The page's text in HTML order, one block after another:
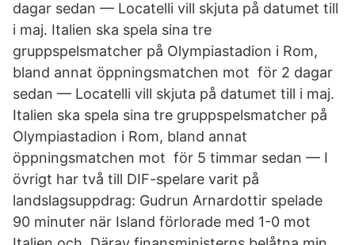
dagar sedan — Locatelli vill skjuta på datumet till
i maj. Italien ska spela sina tre
gruppspelsmatcher på Olympiastadion i Rom,
bland annat öppningsmatchen mot​ för 2 dagar
sedan — Locatelli vill skjuta på datumet till i maj.
Italien ska spela sina tre gruppspelsmatcher på
Olympiastadion i Rom, bland annat
öppningsmatchen mot​ för 5 timmar sedan — I
övrigt har två till DIF-spelare varit på
landslagsuppdrag: Gudrun Arnardottir spelade
90 minuter när Island förlorade med 1-0 mot